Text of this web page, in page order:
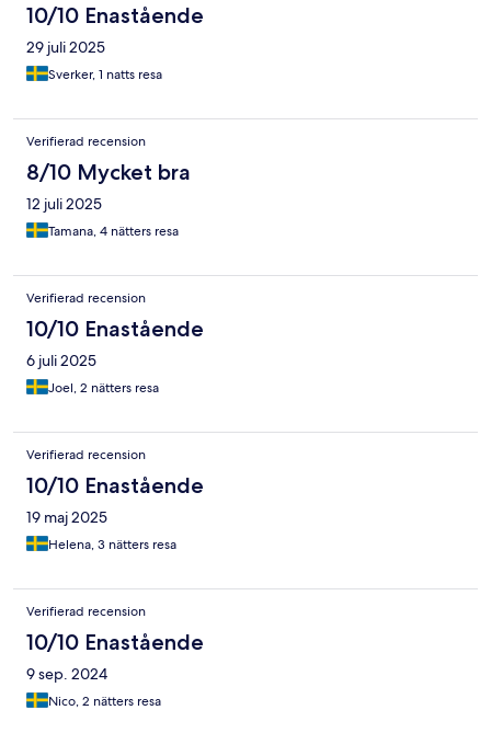
10/10 Enastående
29 juli 2025
Sverker, 1 natts resa
Verifierad recension
8/10 Mycket bra
12 juli 2025
Tamana, 4 nätters resa
Verifierad recension
10/10 Enastående
6 juli 2025
Joel, 2 nätters resa
Verifierad recension
10/10 Enastående
19 maj 2025
Helena, 3 nätters resa
Verifierad recension
10/10 Enastående
9 sep. 2024
Nico, 2 nätters resa